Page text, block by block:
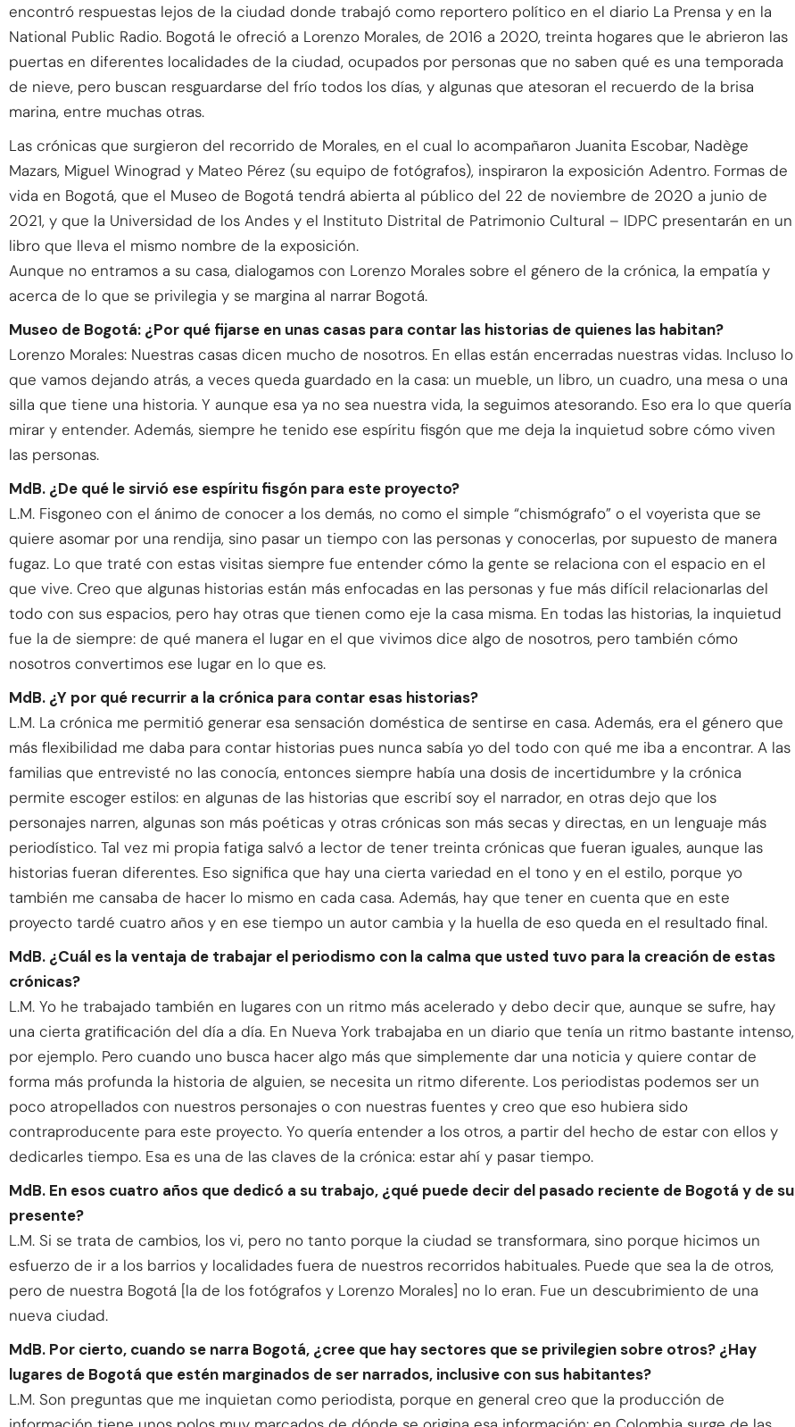
encontró respuestas lejos de la ciudad donde trabajó como reportero político en el diario La Prensa y en la
National Public Radio. Bogotá le ofreció a Lorenzo Morales, de 2016 a 2020, treinta hogares que le abrieron las
puertas en diferentes localidades de la ciudad, ocupados por personas que no saben qué es una temporada
de nieve, pero buscan resguardarse del frío todos los días, y algunas que atesoran el recuerdo de la brisa
marina, entre muchas otras.
Las crónicas que surgieron del recorrido de Morales, en el cual lo acompañaron Juanita Escobar, Nadège
Mazars, Miguel Winograd y Mateo Pérez (su equipo de fotógrafos), inspiraron la exposición Adentro. Formas de
vida en Bogotá, que el Museo de Bogotá tendrá abierta al público del 22 de noviembre de 2020 a junio de
2021, y que la Universidad de los Andes y el Instituto Distrital de Patrimonio Cultural – IDPC presentarán en un
libro que lleva el mismo nombre de la exposición.
Aunque no entramos a su casa, dialogamos con Lorenzo Morales sobre el género de la crónica, la empatía y
acerca de lo que se privilegia y se margina al narrar Bogotá.
Museo de Bogotá: ¿Por qué fijarse en unas casas para contar las historias de quienes las habitan?
Lorenzo Morales: Nuestras casas dicen mucho de nosotros. En ellas están encerradas nuestras vidas. Incluso lo
que vamos dejando atrás, a veces queda guardado en la casa: un mueble, un libro, un cuadro, una mesa o una
silla que tiene una historia. Y aunque esa ya no sea nuestra vida, la seguimos atesorando. Eso era lo que quería
mirar y entender. Además, siempre he tenido ese espíritu fisgón que me deja la inquietud sobre cómo viven
las personas.
MdB. ¿De qué le sirvió ese espíritu fisgón para este proyecto?
L.M. Fisgoneo con el ánimo de conocer a los demás, no como el simple “chismógrafo” o el voyerista que se
quiere asomar por una rendija, sino pasar un tiempo con las personas y conocerlas, por supuesto de manera
fugaz. Lo que traté con estas visitas siempre fue entender cómo la gente se relaciona con el espacio en el
que vive. Creo que algunas historias están más enfocadas en las personas y fue más difícil relacionarlas del
todo con sus espacios, pero hay otras que tienen como eje la casa misma. En todas las historias, la inquietud
fue la de siempre: de qué manera el lugar en el que vivimos dice algo de nosotros, pero también cómo
nosotros convertimos ese lugar en lo que es.
MdB. ¿Y por qué recurrir a la crónica para contar esas historias?
L.M. La crónica me permitió generar esa sensación doméstica de sentirse en casa. Además, era el género que
más flexibilidad me daba para contar historias pues nunca sabía yo del todo con qué me iba a encontrar. A las
familias que entrevisté no las conocía, entonces siempre había una dosis de incertidumbre y la crónica
permite escoger estilos: en algunas de las historias que escribí soy el narrador, en otras dejo que los
personajes narren, algunas son más poéticas y otras crónicas son más secas y directas, en un lenguaje más
periodístico. Tal vez mi propia fatiga salvó a lector de tener treinta crónicas que fueran iguales, aunque las
historias fueran diferentes. Eso significa que hay una cierta variedad en el tono y en el estilo, porque yo
también me cansaba de hacer lo mismo en cada casa. Además, hay que tener en cuenta que en este
proyecto tardé cuatro años y en ese tiempo un autor cambia y la huella de eso queda en el resultado final.
MdB. ¿Cuál es la ventaja de trabajar el periodismo con la calma que usted tuvo para la creación de estas
crónicas?
L.M. Yo he trabajado también en lugares con un ritmo más acelerado y debo decir que, aunque se sufre, hay
una cierta gratificación del día a día. En Nueva York trabajaba en un diario que tenía un ritmo bastante intenso,
por ejemplo. Pero cuando uno busca hacer algo más que simplemente dar una noticia y quiere contar de
forma más profunda la historia de alguien, se necesita un ritmo diferente. Los periodistas podemos ser un
poco atropellados con nuestros personajes o con nuestras fuentes y creo que eso hubiera sido
contraproducente para este proyecto. Yo quería entender a los otros, a partir del hecho de estar con ellos y
dedicarles tiempo. Esa es una de las claves de la crónica: estar ahí y pasar tiempo.
MdB. En esos cuatro años que dedicó a su trabajo, ¿qué puede decir del pasado reciente de Bogotá y de su
presente?
L.M. Si se trata de cambios, los vi, pero no tanto porque la ciudad se transformara, sino porque hicimos un
esfuerzo de ir a los barrios y localidades fuera de nuestros recorridos habituales. Puede que sea la de otros,
pero de nuestra Bogotá [la de los fotógrafos y Lorenzo Morales] no lo eran. Fue un descubrimiento de una
nueva ciudad.
MdB. Por cierto, cuando se narra Bogotá, ¿cree que hay sectores que se privilegien sobre otros? ¿Hay
lugares de Bogotá que estén marginados de ser narrados, inclusive con sus habitantes?
L.M. Son preguntas que me inquietan como periodista, porque en general creo que la producción de